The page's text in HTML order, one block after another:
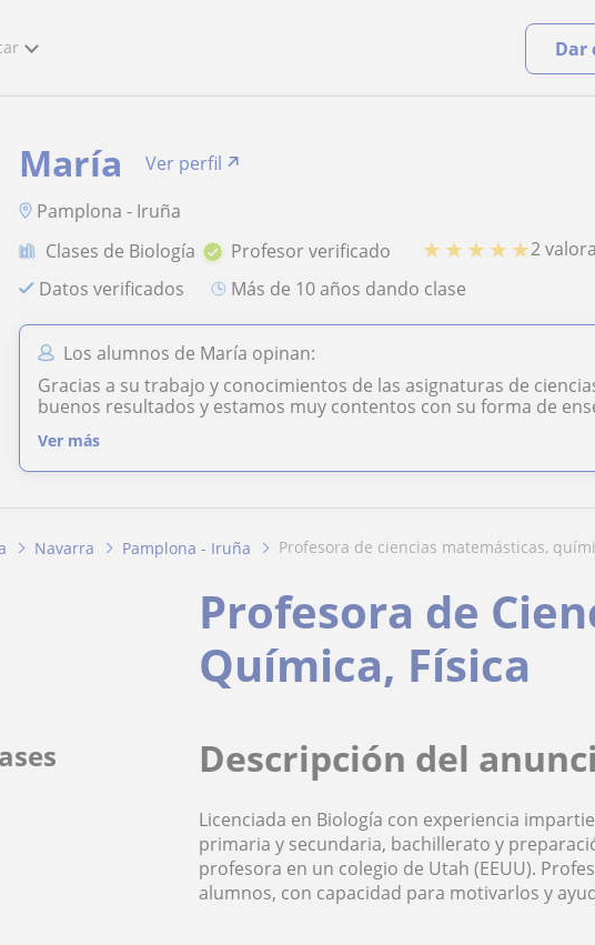
Dar
María
Ver perfil
Pamplona - Iruña
Clases de Biología
Profesor verificado ★ ★ ★ ★ ★2
Datos verificados
más de 10 años dando clase
Los alumnos de María opinan:
Gracias a su trabajo y conocimientos de las asignaturas de
buenos resultados y estamos muy contentos con su forma de
Ver más
Navarra Pamplona - Iruña profesora de ciencias matemásticas,
Profesora de
Química, Física
Descripción del
Licenciada en Biología con experiencia
primaria y secundaria, bachillerato y
profesora en un colegio de Utah (EEUU).
alumnos, con capacidad para motivarlos y